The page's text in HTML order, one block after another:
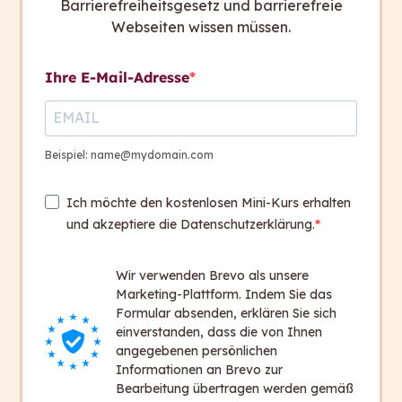
Hauptwort näher: „Das Kind istjung
Adverbiale Adjektive: Sie funktionieren wie
Adverbien, weil sie ein Verb näher
beschreiben und sich nicht verändern. Sie
stehen hinter dem Hauptwort und einem
spieltfröhlich”.
Achtung: Adverbien werden leicht mit
Adjektiven verwechselt. Adverbien
beschreiben zum Beispiel Verben näher. Je
nach der Funktion im Satz kann das gleiche
Barrierefreiheitsgesetz und barrierefreie
Webseiten wissen müssen.
Ihre E-Mail-Adresse
Beispiel: name@mydomain.com
Ich möchte den kostenlosen Mini-Kurs erhalten
und akzeptiere die Datenschutzerklärung.
Wir verwenden Brevo als unsere
Marketing-Plattform. Indem Sie das
Formular absenden, erklären Sie sich
einverstanden, dass die von Ihnen
angegebenen persönlichen
Informationen an Brevo zur
Bearbeitung übertragen werden gemäß